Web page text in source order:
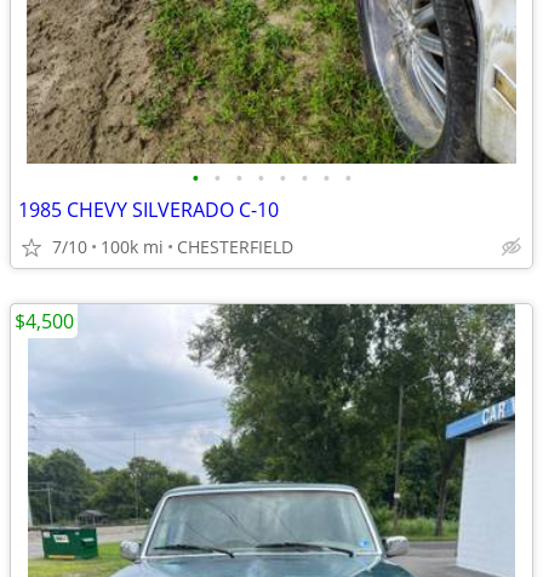
• • • • • • • •
1985 CHEVY SILVERADO C-10
7/10 100k mi CHESTERFIELD
$4,500